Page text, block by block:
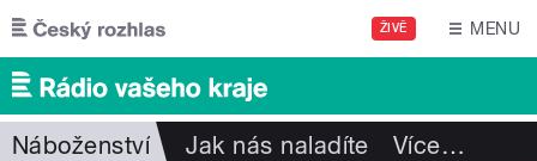
Přejít k hlavnímu obsahu
ŽIVĚ MENU
Náboženství Jak nás naladíte Více…